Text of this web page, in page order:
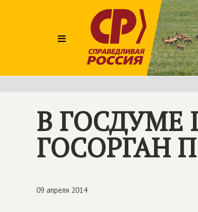
≡
В ГОСДУМЕ
ГОСОРГАН
09 апреля 2014